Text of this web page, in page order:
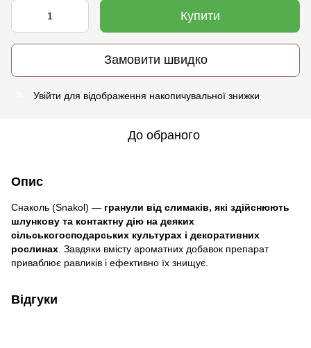
Купити
Замовити швидко
Увійти для відображення накопичувальної знижки
До обраного
Опис
Снаколь (Snakol) — гранули від слимаків, які здійснюють
шлункову та контактну дію на деяких
сільськогосподарських культурах і декоративних
рослинах . Завдяки вмісту ароматних добавок препарат
приваблює равликів і ефективно їх знищує.
Відгуки